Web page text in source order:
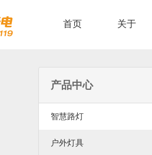
首页 关于
产品中心
智慧路灯
户外灯具